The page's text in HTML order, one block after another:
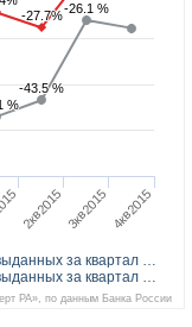
%
%
-43.5 %
-43.5 %
-26.1 %
-26.1 %
-27.7%
-27.7%
за квартал …
за квартал …
2кв20153кв2015 4кв2015
РА», по данным Банка России